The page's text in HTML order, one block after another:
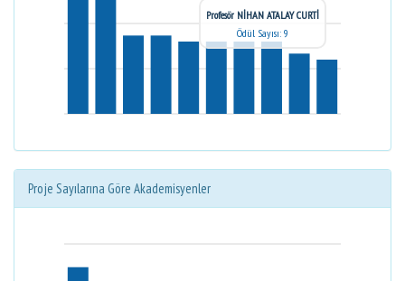
Profesör NİHAN ATALAY CURTİ
Ödül Sayısı: 9
Proje Sayılarına Göre Akademisyenler